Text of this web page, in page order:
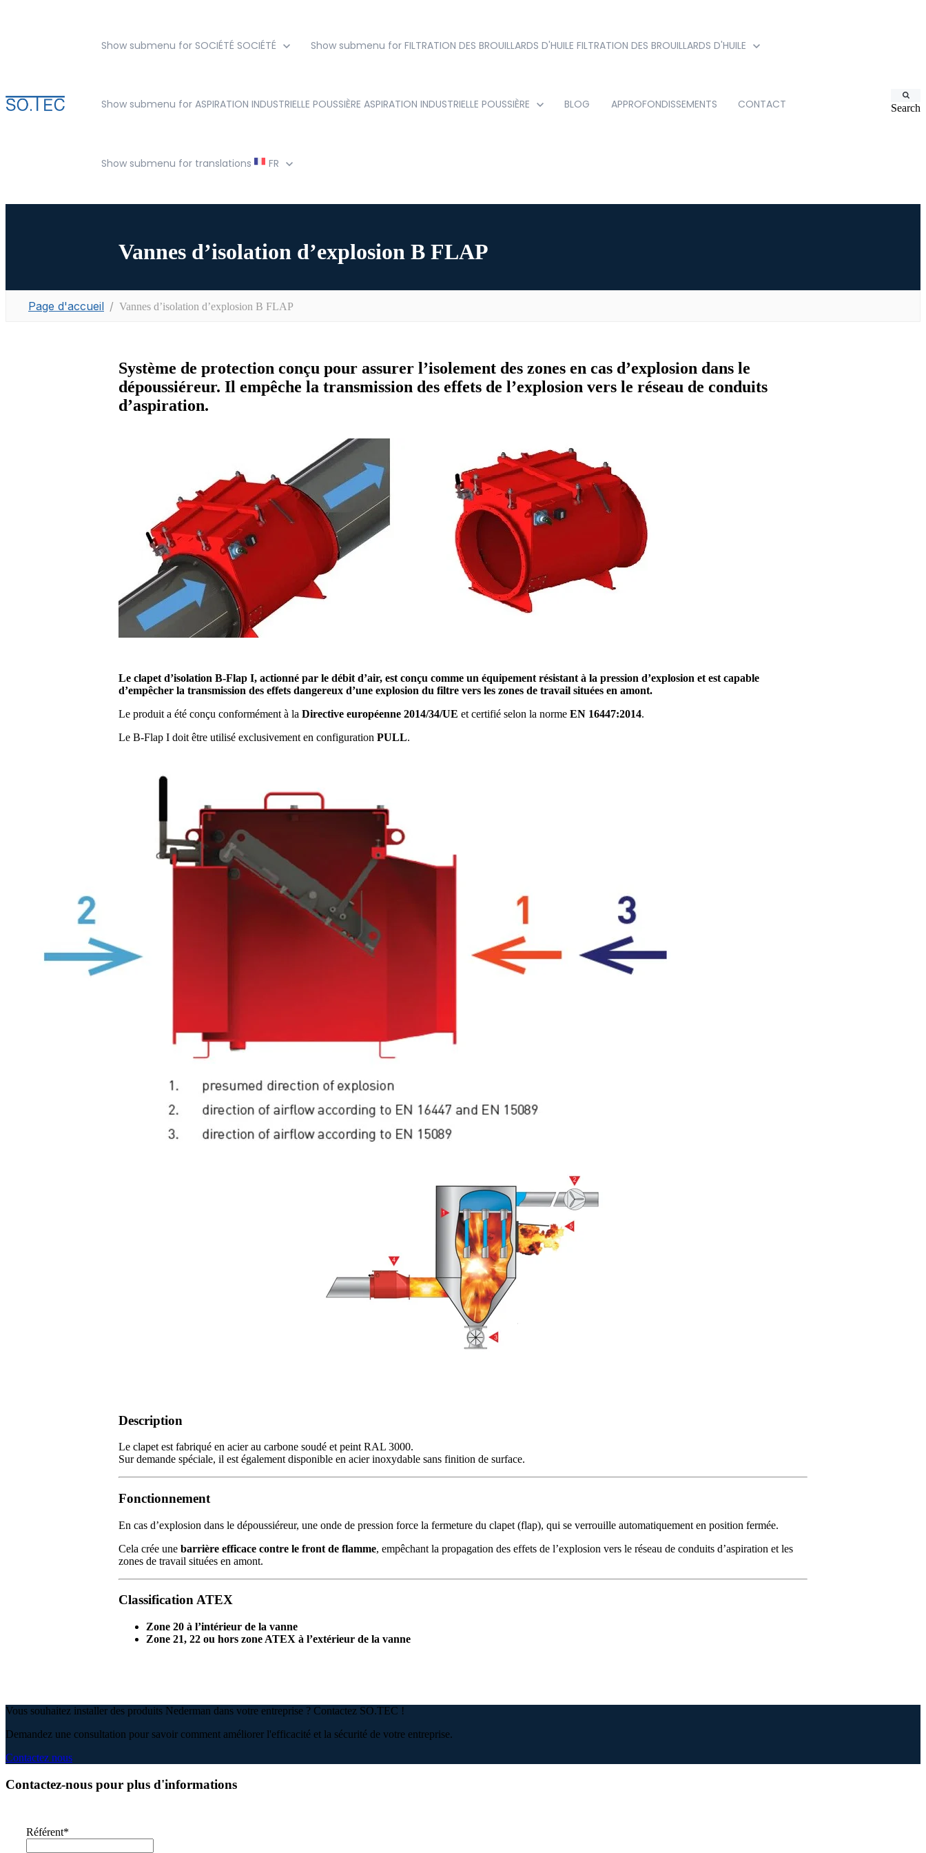
Show submenu for SOCIÉTÉ SOCIÉTÉ Show submenu for FILTRATION DES BROUILLARDS D'HUILE FILTRATION DES BROUILLARDS D'HUILE
Show submenu for ASPIRATION INDUSTRIELLE POUSSIÈRE ASPIRATION INDUSTRIELLE POUSSIÈRE BLOG APPROFONDISSEMENTS CONTACT
Show submenu for translations FR
Search
Vannes d’isolation d’explosion B FLAP
Page d'accueil Vannes d’isolation d’explosion B FLAP
Système de protection conçu pour assurer l’isolement des zones en cas d’explosion dans le
dépoussiéreur. Il empêche la transmission des effets de l’explosion vers le réseau de conduits
d’aspiration.
Le clapet d’isolation B-Flap I, actionné par le débit d’air, est conçu comme un équipement résistant à la pression d’explosion et est capable
d’empêcher la transmission des effets dangereux d’une explosion du filtre vers les zones de travail situées en amont.
Le produit a été conçu conformément à la Directive européenne 2014/34/UE et certifié selon la norme EN 16447:2014.
Le B-Flap I doit être utilisé exclusivement en configuration PULL.
Description
Le clapet est fabriqué en acier au carbone soudé et peint RAL 3000.
Sur demande spéciale, il est également disponible en acier inoxydable sans finition de surface.
Fonctionnement
En cas d’explosion dans le dépoussiéreur, une onde de pression force la fermeture du clapet (flap), qui se verrouille automatiquement en position fermée.
Cela crée une barrière efficace contre le front de flamme, empêchant la propagation des effets de l’explosion vers le réseau de conduits d’aspiration et les
zones de travail situées en amont.
Classification ATEX
Zone 20 à l’intérieur de la vanne
Zone 21, 22 ou hors zone ATEX à l’extérieur de la vanne
Vous souhaitez installer des produits Nederman dans votre entreprise ? Contactez SO.TEC !
Demandez une consultation pour savoir comment améliorer l'efficacité et la sécurité de votre entreprise.
Contactez nous
Contactez-nous pour plus d'informations
Référent*